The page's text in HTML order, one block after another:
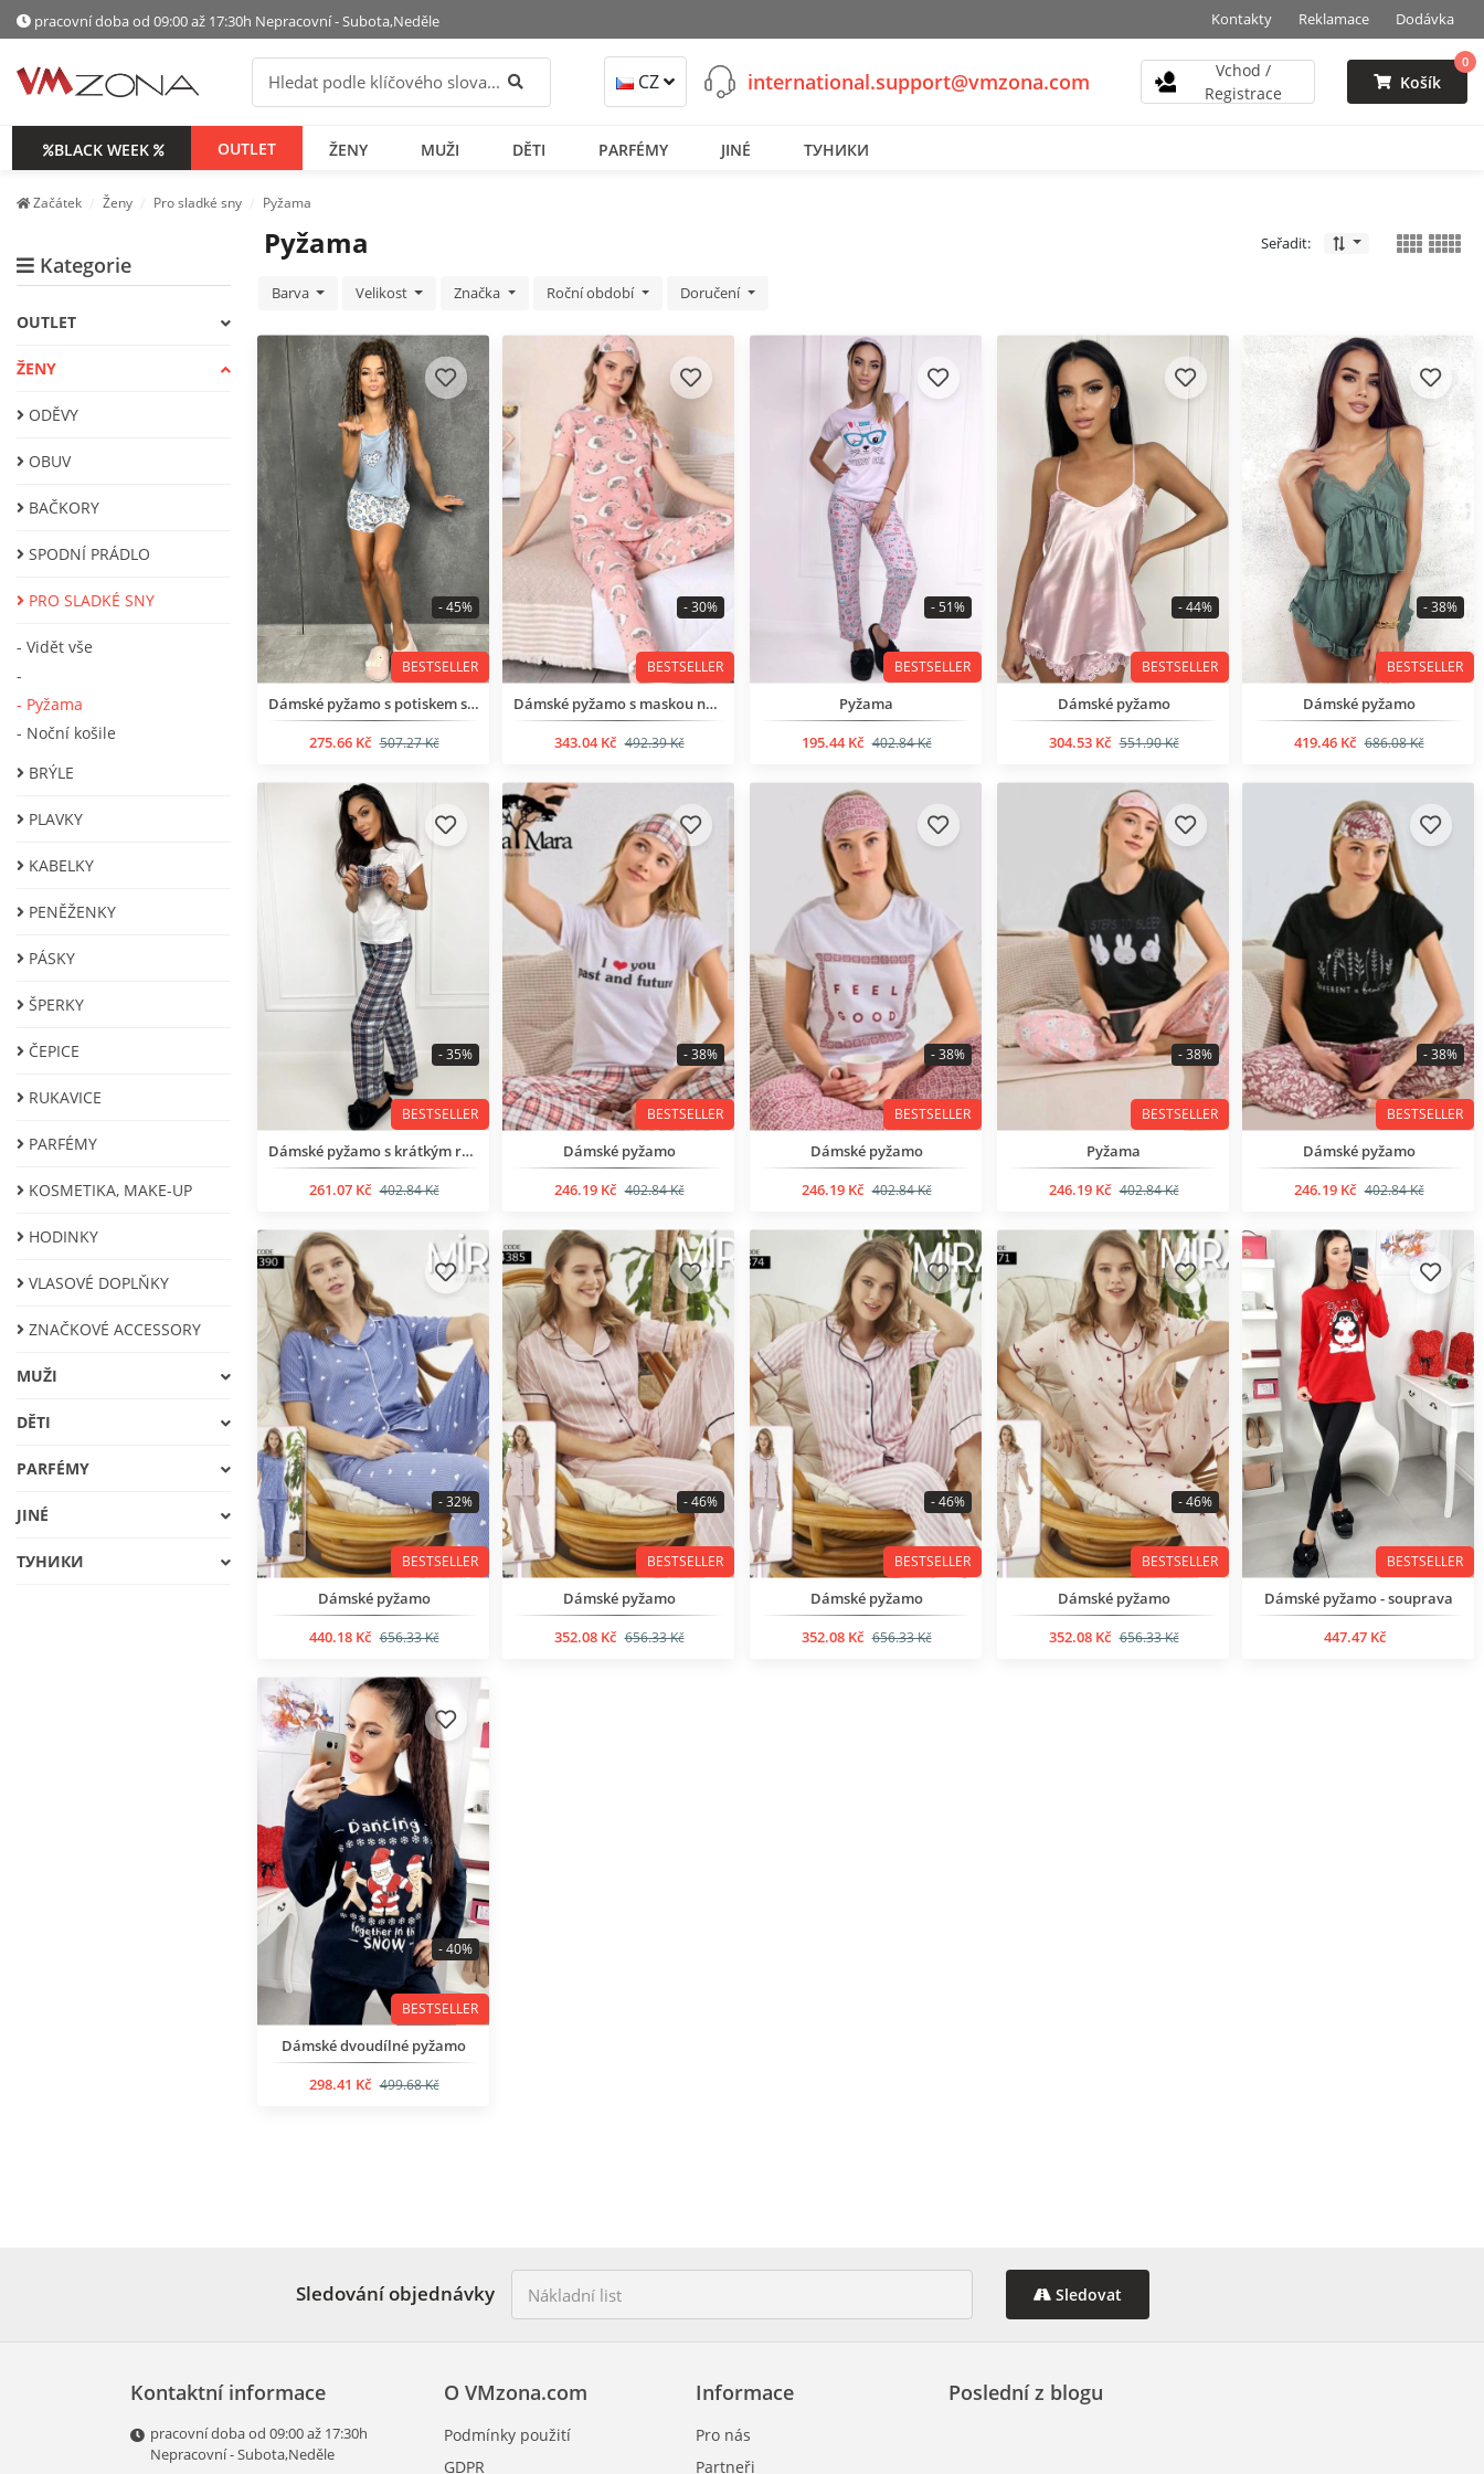
pracovní doba od 09:00 až 17:30h Nepracovní - Subota,Neděle Kontakty Reklamace Dodávka
Hledat CZ international.support@vmzona.com
Vchod /
Registrace
Košík
0
BLACK WEEK OUTLET ŽENY МUŽI DĚTI PARFÉMY JINÉ ТУНИКИ
Začátek Ženy Pro sladké sny Pyžama
Kategorie
OUTLET
ŽENY
ODĚVY
OBUV
BAČKORY
SPODNÍ PRÁDLO
PRO SLADKÉ SNY
- Vidět vše
-
- Pyžama
- Noční košile
BRÝLE
PLAVKY
KABELKY
PENĚŽENKY
PÁSKY
ŠPERKY
ČEPICE
RUKAVICE
PARFÉMY
KOSMETIKA, MAKE-UP
HODINKY
VLASOVÉ DOPLŇKY
ZNAČKOVÉ ACCESSORY
МUŽI
DĚTI
PARFÉMY
JINÉ
ТУНИКИ
Pyžama Seřadit:
Barva Velikost Značka Roční období Doručení
BESTSELLER
Dámské pyžamo s potiskem srdce
275.66 Kč 507.27 Kč
- 45%
BESTSELLER
Dámské pyžamo s maskou na spaní
343.04 Kč 492.39 Kč
- 30%
BESTSELLER
Pyžama
195.44 Kč 402.84 Kč
- 51%
BESTSELLER
Dámské pyžamo
304.53 Kč 551.90 Kč
- 44%
BESTSELLER
Dámské pyžamo
419.46 Kč 686.08 Kč
- 38%
BESTSELLER
Dámské pyžamo s krátkým rukávem
261.07 Kč 402.84 Kč
- 35%
BESTSELLER
Dámské pyžamo
246.19 Kč 402.84 Kč
- 38%
BESTSELLER
Dámské pyžamo
246.19 Kč 402.84 Kč
- 38%
BESTSELLER
Pyžama
246.19 Kč 402.84 Kč
- 38%
BESTSELLER
Dámské pyžamo
246.19 Kč 402.84 Kč
- 38%
BESTSELLER
Dámské pyžamo
440.18 Kč 656.33 Kč
- 32%
BESTSELLER
Dámské pyžamo
352.08 Kč 656.33 Kč
- 46%
BESTSELLER
Dámské pyžamo
352.08 Kč 656.33 Kč
- 46%
BESTSELLER
Dámské pyžamo
352.08 Kč 656.33 Kč
- 46%
BESTSELLER
Dámské pyžamo - souprava
447.47 Kč
BESTSELLER
Dámské dvoudílné pyžamo
298.41 Kč 499.68 Kč
- 40%
Sledování objednávky Sledovat
Kontaktní informace
pracovní doba od 09:00 až 17:30h
Nepracovní - Subota,Neděle
Informace
Pro nás
Partneři
O VMzona.com
Podmínky použití
GDPR
Poslední z blogu